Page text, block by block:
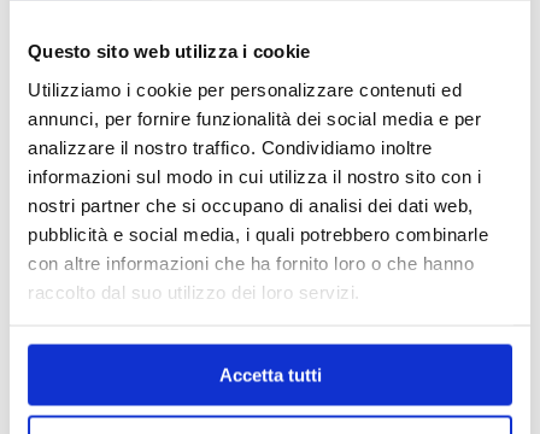
Questo sito web utilizza i cookie
Utilizziamo i cookie per personalizzare contenuti ed
annunci, per fornire funzionalità dei social media e per
analizzare il nostro traffico. Condividiamo inoltre
informazioni sul modo in cui utilizza il nostro sito con i
nostri partner che si occupano di analisi dei dati web,
pubblicità e social media, i quali potrebbero combinarle
con altre informazioni che ha fornito loro o che hanno
raccolto dal suo utilizzo dei loro servizi.
Accetta tutti